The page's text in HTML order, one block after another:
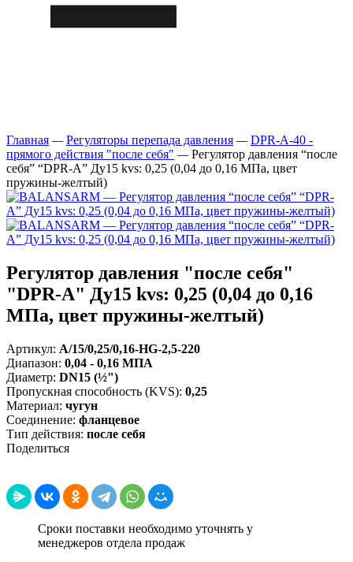
Главная — Регуляторы перепада давления — DPR-A-40 -
прямого действия "после себя" — Регулятор давления “после
себя” “DPR-A” Ду15 kvs: 0,25 (0,04 до 0,16 МПа, цвет
пружины-желтый)
Регулятор давления "после себя"
"DPR-A" Ду15 kvs: 0,25 (0,04 до 0,16
МПа, цвет пружины-желтый)
Артикул: A/15/0,25/0,16-HG-2,5-220
Диапазон: 0,04 - 0,16 МПА
Диаметр: DN15 (½")
Пропускная способность (KVS): 0,25
Материал: чугун
Соединение: фланцевое
Тип действия: после себя
Поделиться
Сроки поставки необходимо уточнять у
менеджеров отдела продаж